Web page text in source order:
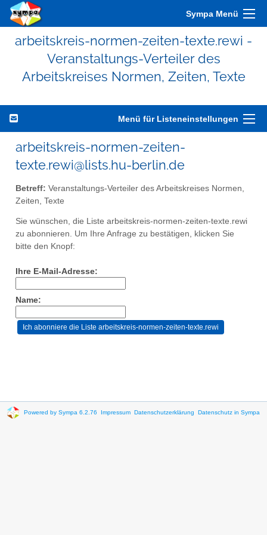
Sympa Menü
arbeitskreis-normen-zeiten-texte.rewi -
Veranstaltungs-Verteiler des
Arbeitskreises Normen, Zeiten, Texte
Menü für Listeneinstellungen
arbeitskreis-normen-zeiten-
texte.rewi@lists.hu-berlin.de
Betreff: Veranstaltungs-Verteiler des Arbeitskreises Normen,
Zeiten, Texte
Sie wünschen, die Liste arbeitskreis-normen-zeiten-texte.rewi
zu abonnieren. Um Ihre Anfrage zu bestätigen, klicken Sie
bitte den Knopf:
Ihre E-Mail-Adresse:
Name:
Powered by Sympa 6.2.76 Impressum Datenschutzerklärung Datenschutz in Sympa